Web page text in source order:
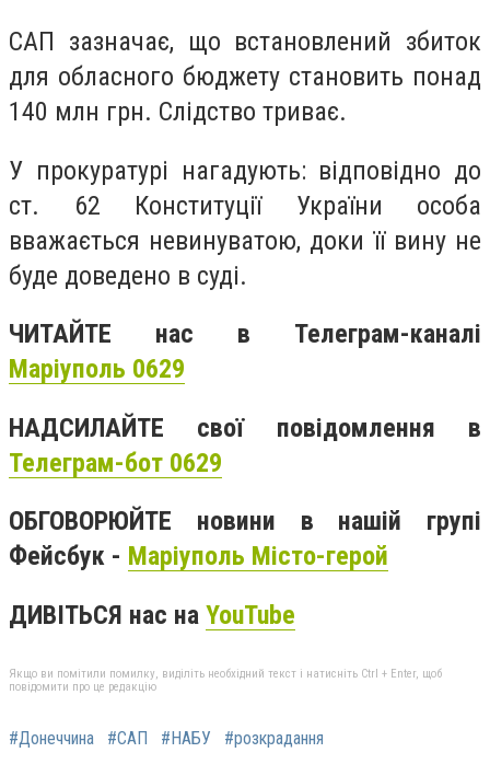
САП зазначає, що встановлений збиток
для обласного бюджету становить понад
140 млн грн. Слідство триває.
У прокуратурі нагадують: відповідно до
ст. 62 Конституції України особа
вважається невинуватою, доки її вину не
буде доведено в суді.
ЧИТАЙТЕ нас в Телеграм-каналі
Маріуполь 0629
НАДСИЛАЙТЕ свої повідомлення в
Телеграм-бот 0629
ОБГОВОРЮЙТЕ новини в нашій групі
Фейсбук - Маріуполь Місто-герой
ДИВІТЬСЯ нас на YouTube
Якщо ви помітили помилку, виділіть необхідний текст і натисніть Ctrl + Enter, щоб
повідомити про це редакцію
#Донеччина #САП #НАБУ #розкрадання